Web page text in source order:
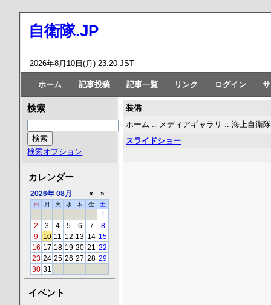
自衛隊.JP
2026年8月10日(月) 23:20 JST
ホーム 記事投稿 記事一覧 リンク ログイン
装備
ホーム :: メディアギャラリ ::海上自衛隊
スライドショー
検索
検索オプション
カレンダー
2026年 08月 « »
日 月 火 水 木 金 土
1
2
3 4 5 6 7
8
9
10 11 12 13 14 15
16 17 18 19 20 21
22
23 24 25 26 27 28 29
30 31
イベント